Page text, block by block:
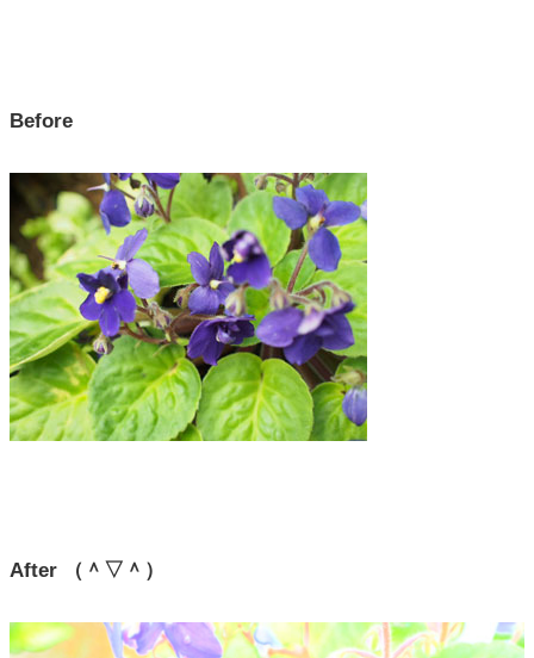
Before
After （＾▽＾）